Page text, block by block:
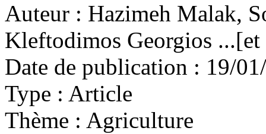
Auteur : Hazimeh Malak,
Kleftodimos Georgios
Date de publication : 19/
Type : Article
Thème : Agriculture